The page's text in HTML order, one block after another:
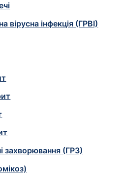
вірусна інфекція (ГРВІ)
захворювання (ГРЗ)